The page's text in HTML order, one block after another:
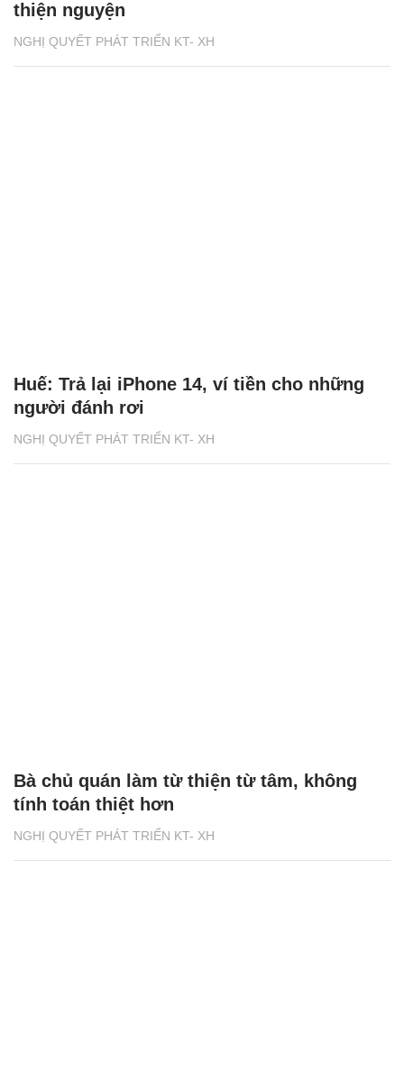
NGHỊ QUYẾT PHÁT TRIỂN KT- XH
thiện nguyện
NGHỊ QUYẾT PHÁT TRIỂN KT- XH
Huế: Trả lại iPhone 14, ví tiền cho những
người đánh rơi
NGHỊ QUYẾT PHÁT TRIỂN KT- XH
Bà chủ quán làm từ thiện từ tâm, không
tính toán thiệt hơn